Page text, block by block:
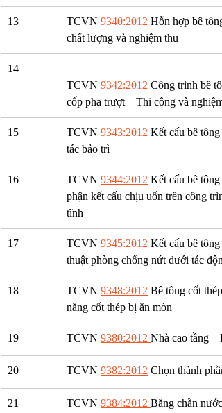
13 TCVN 9340:2012 Hỗn hợp bê
chất lượng và nghiệm thu
14
TCVN 9342:2012 Công trình bê
cốp pha trượt – Thi công và nghiệm
15 TCVN 9343:2012 Kết cấu bê
tác bảo trì
16 ​TCVN 9344:2012 Kết cấu bê
phận kết cấu chịu uốn trên công
tĩnh
17 TCVN 9345:2012 Kết cấu bê
thuật phòng chống nứt dưới tác
18 TCVN 9348:2012 Bê tông cốt
năng cốt thép bị ăn mòn
19 TCVN 9380:2012 Nhà cao tầng –
20 ​TCVN 9382:2012 Chọn thành
21 ​TCVN 9384:2012 Băng chắn